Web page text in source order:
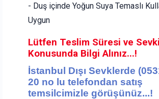
- Duş içinde Yoğun Suya Temaslı
Uygun
Lütfen Teslim Süresi ve Sevki
Konusunda Bilgi Alınız...!
İstanbul Dışı Sevklerde
20 no lu telefondan satış
temsilcimizle görüşünüz...!